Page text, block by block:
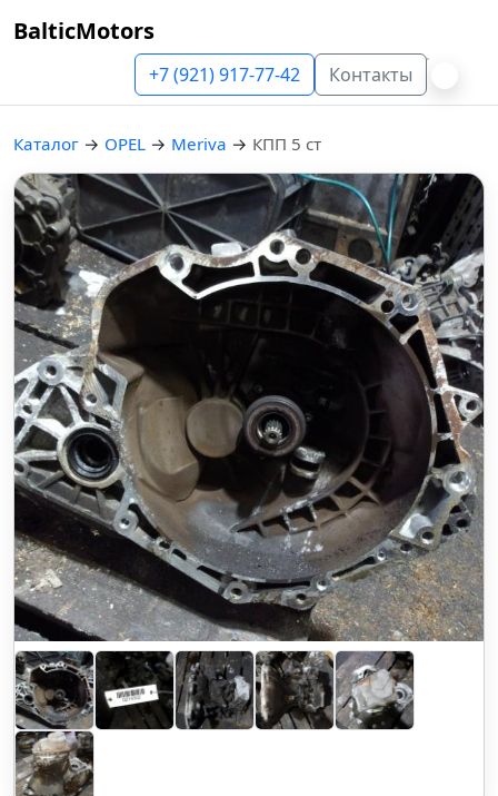
BalticMotors
+7 (921) 917-77-42 Контакты
Каталог → OPEL → Meriva → КПП 5 ст